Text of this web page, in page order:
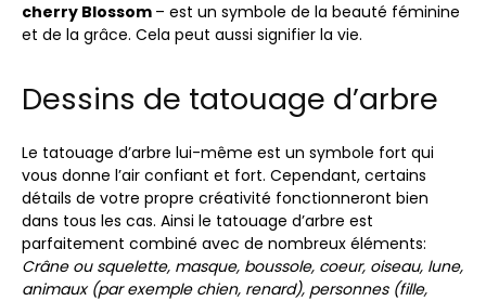
cherry Blossom – est un symbole de la beauté féminine
et de la grâce. Cela peut aussi signifier la vie.
Dessins de tatouage d’arbre
Le tatouage d’arbre lui-même est un symbole fort qui
vous donne l’air confiant et fort. Cependant, certains
détails de votre propre créativité fonctionneront bien
dans tous les cas. Ainsi le tatouage d’arbre est
parfaitement combiné avec de nombreux éléments:
Crâne ou squelette, masque, boussole, coeur, oiseau, lune,
animaux (par exemple chien, renard), personnes (fille,